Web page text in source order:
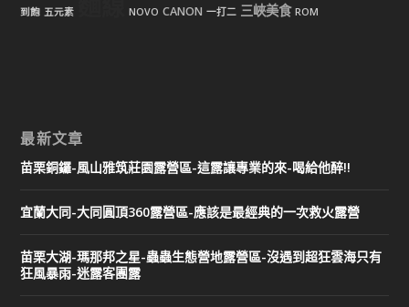
到飽 五元素 NOVO CANON 一打二 三峽美食 ROM
最新文章
苗栗銅鑼-風山雅筑莊園露營區-這露讓專業的來-喝給他醉!!
宜蘭大同-大同圓頂360露營區-應該是最經典的一次救火露營
苗栗大湖-瑪那邦之星-蟲蟲生態營地露營區-沒遇到超狂雲海只有
狂風暴雨-迷露客團露